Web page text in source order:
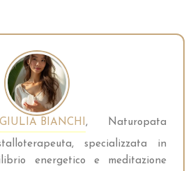
GIULIA BIANCHI, Naturopata
specializzata in
energetico e meditazione